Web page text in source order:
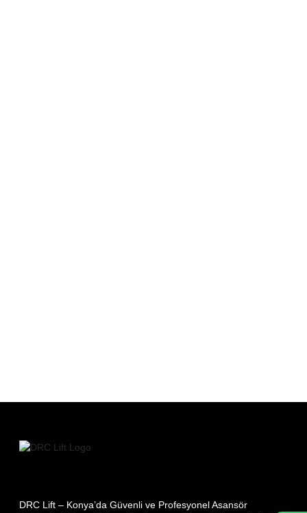
DRC Lift – Konya’da Güvenli ve Profesyonel Asansör